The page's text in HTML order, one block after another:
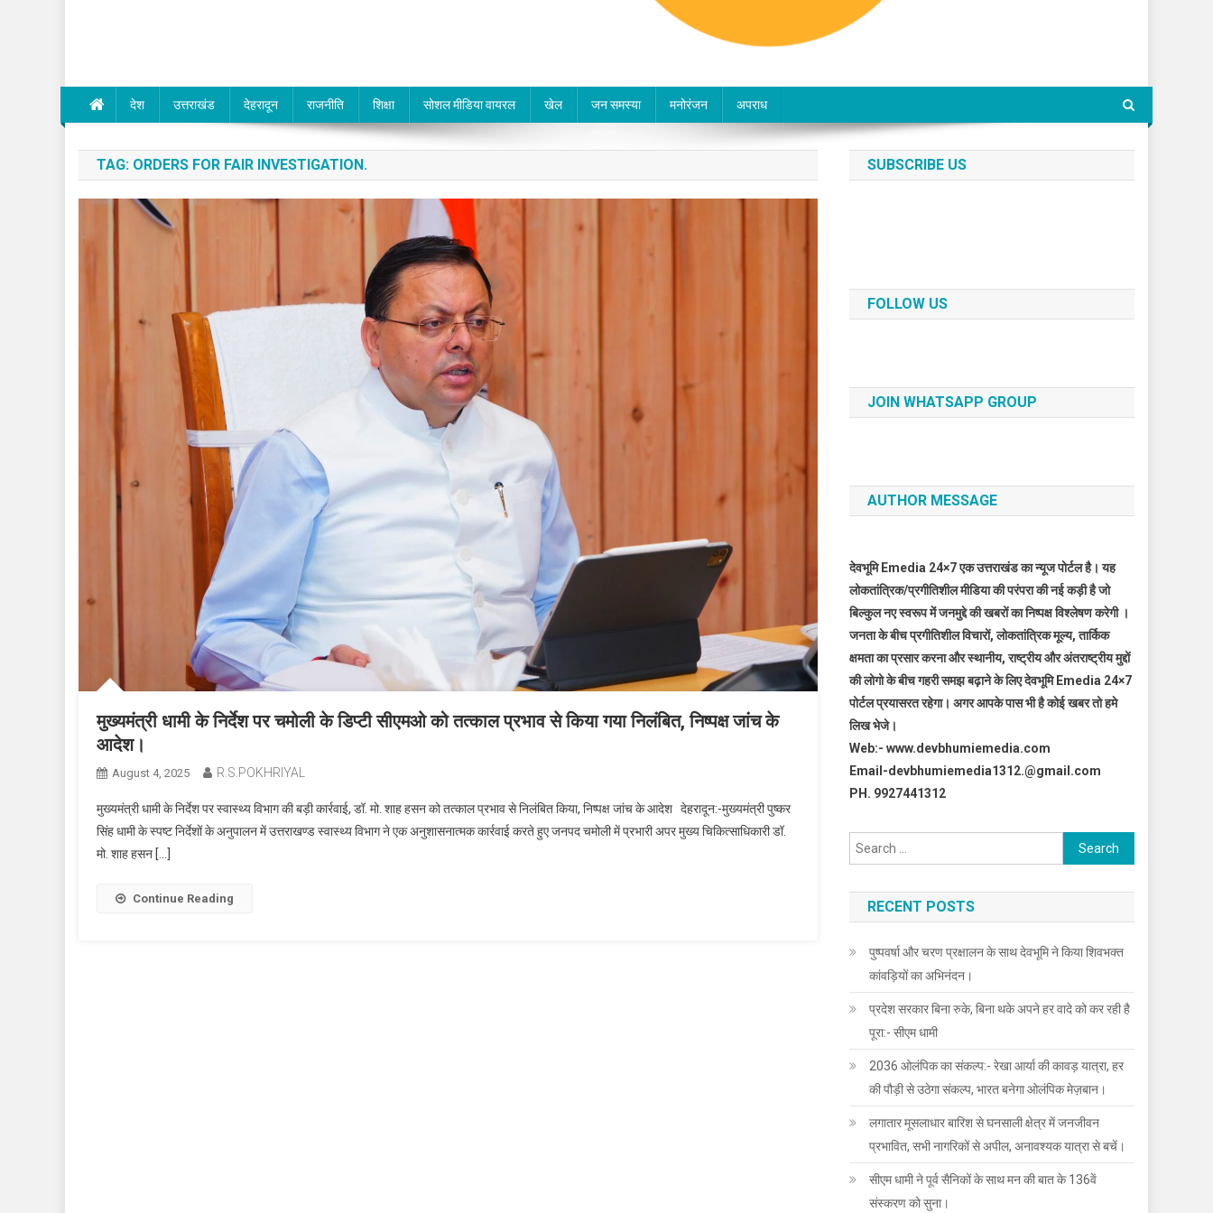
देश उत्तराखंड देहरादून राजनीति शिक्षा सोशल मीडिया वायरल खेल जन समस्या मनोरंजन अपराध
TAG: ORDERS FOR FAIR INVESTIGATION.
मुख्यमंत्री धामी के निर्देश पर चमोली के डिप्टी सीएमओ को तत्काल प्रभाव से किया गया निलंबित, निष्पक्ष जांच के
आदेश।
August 4, 2025 R.S.POKHRIYAL
मुख्यमंत्री धामी के निर्देश पर स्वास्थ्य विभाग की बड़ी कार्रवाई, डॉ. मो. शाह हसन को तत्काल प्रभाव से निलंबित किया, निष्पक्ष जांच के आदेश देहरादून:-मुख्यमंत्री पुष्कर
सिंह धामी के स्पष्ट निर्देशों के अनुपालन में उत्तराखण्ड स्वास्थ्य विभाग ने एक अनुशासनात्मक कार्रवाई करते हुए जनपद चमोली में प्रभारी अपर मुख्य चिकित्साधिकारी डॉ.
मो. शाह हसन […]
Continue Reading
SUBSCRIBE US
FOLLOW US
JOIN WHATSAPP GROUP
AUTHOR MESSAGE
देवभूमि Emedia 24×7 एक उत्तराखंड का न्यूज पोर्टल है। यह
लोकतांत्रिक/प्रगीतिशील मीडिया की परंपरा की नई कड़ी है जो
बिल्कुल नए स्वरूप में जनमुद्दे की खबरों का निष्पक्ष विश्लेषण करेगी ।
जनता के बीच प्रगीतिशील विचारों, लोकतांत्रिक मूल्य, तार्किक
क्षमता का प्रसार करना और स्थानीय, राष्ट्रीय और अंतराष्ट्रीय मुद्दों
की लोगो के बीच गहरी समझ बढ़ाने के लिए देवभूमि Emedia 24×7
पोर्टल प्रयासरत रहेगा। अगर आपके पास भी है कोई खबर तो हमे
लिख भेजे।
Web:- www.devbhumiemedia.com
Email-devbhumiemedia1312.@gmail.com
PH. 9927441312
Search
for:
RECENT POSTS
पुष्पवर्षा और चरण प्रक्षालन के साथ देवभूमि ने किया शिवभक्त
कांवड़ियों का अभिनंदन।
प्रदेश सरकार बिना रुके, बिना थके अपने हर वादे को कर रही है
पूरा:- सीएम धामी
2036 ओलंपिक का संकल्प:- रेखा आर्या की कावड़ यात्रा, हर
की पौड़ी से उठेगा संकल्प, भारत बनेगा ओलंपिक मेज़बान।
लगातार मूसलाधार बारिश से घनसाली क्षेत्र में जनजीवन
प्रभावित, सभी नागरिकों से अपील, अनावश्यक यात्रा से बचें।
सीएम धामी ने पूर्व सैनिकों के साथ मन की बात के 136वें
संस्करण को सुना।